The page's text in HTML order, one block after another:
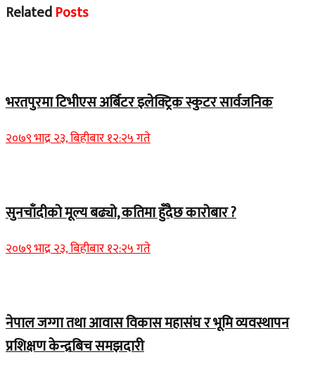
RelatedPosts
भरतपुरमा टिभीएस अर्बिटर इलेक्ट्रिक स्कुटर सार्वजनिक
२०७९ भाद्र २३, बिहीबार १२:२५ गते
सुनचाँदीको मूल्य बढ्यो, कतिमा हुँदैछ कारोबार ?
२०७९ भाद्र २३, बिहीबार १२:२५ गते
नेपाल जग्गा तथा आवास विकास महासंघ र भूमि व्यवस्थापन
प्रशिक्षण केन्द्रबिच समझदारी